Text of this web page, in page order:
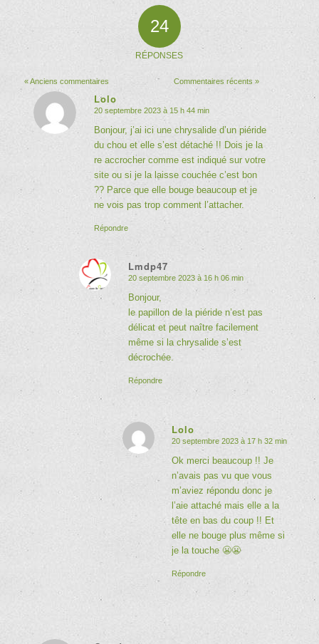
24
RÉPONSES
« Anciens commentaires Commentaires récents »
Lolo
dit
:
20 septembre 2023 à 15 h 44 min
Bonjour, j’ai ici une chrysalide d’un piéride
du chou et elle s’est détaché !! Dois je la
re accrocher comme est indiqué sur votre
site ou si je la laisse couchée c’est bon
?? Parce que elle bouge beaucoup et je
ne vois pas trop comment l’attacher.
Répondre
Lmdp47
dit
20 septembre 2023 à 16 h 06 min
Bonjour,
le papillon de la piéride n’est pas
délicat et peut naître facilement
même si la chrysalide s’est
décrochée.
Répondre
Lolo
dit
20 septembre 2023 à 17 h 32 min
Ok merci beaucoup !! Je
n’avais pas vu que vous
m’aviez répondu donc je
l’aie attaché mais elle a la
tête en bas du coup !! Et
elle ne bouge plus même si
je la touche 😬😬
Répondre